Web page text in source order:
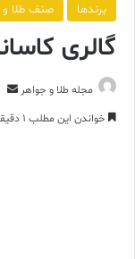
برندها صنف طلا و
گالری
مجله طلا و جواهر
خواندن این مطلب 1 دقیقه زمان میبرد